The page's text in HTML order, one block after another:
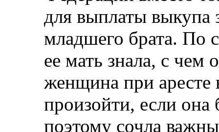
для выплаты выкупа
младшего брата. По
ее мать знала, с чем
женщина при аресте
произойти, если она
поэтому сочла